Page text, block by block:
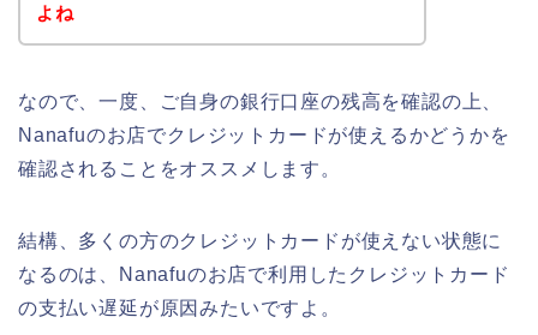
よね
なので、一度、ご自身の銀行口座の残高を確認の上、
Nanafuのお店でクレジットカードが使えるかどうかを
確認されることをオススメします。
結構、多くの方のクレジットカードが使えない状態に
なるのは、Nanafuのお店で利用したクレジットカード
の支払い遅延が原因みたいですよ。